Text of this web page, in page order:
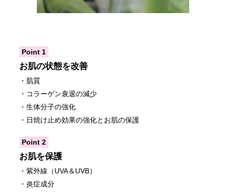
Point 1
お肌の状態を改善
・肌質
・コラーゲン衰退の減少
・生体分子の強化
・日焼け止め効果の強化とお肌の保護
Point 2
お肌を保護
・紫外線（UVA＆UVB）
・炎症成分